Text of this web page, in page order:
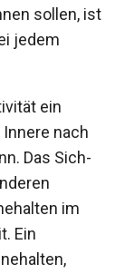
sollen, ist
jedem
ein
nach
Das Sich-
im
Ein